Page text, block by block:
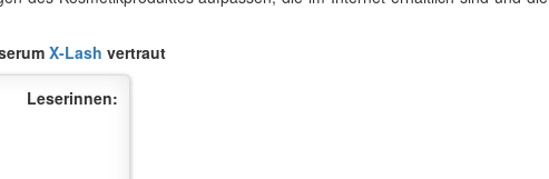
X-Lash vertraut